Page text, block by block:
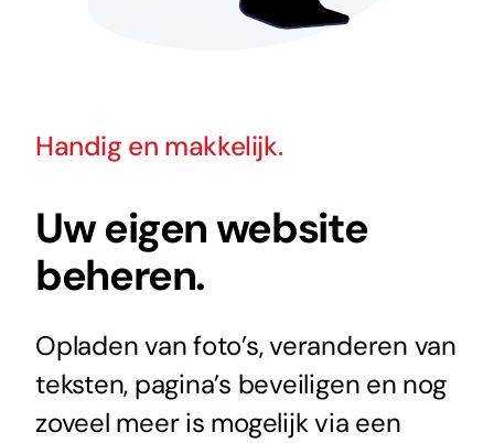
Handig en makkelijk.
Uw eigen website
beheren.
Opladen van foto’s, veranderen van
teksten, pagina’s beveiligen en nog
zoveel meer is mogelijk via een